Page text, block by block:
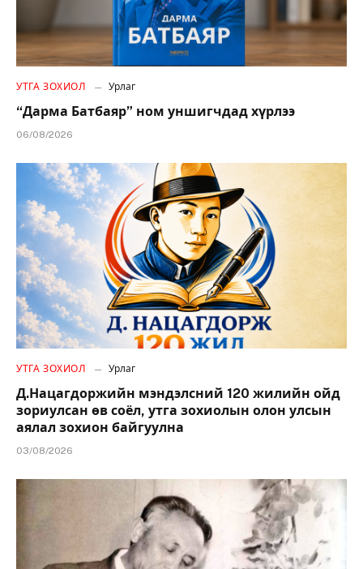
УТГА ЗОХИОЛ Урлаг
“Дарма Батбаяр” ном уншигчдад хүрлээ
06/08/2026
УТГА ЗОХИОЛ Урлаг
Д.Нацагдоржийн мэндэлсний 120 жилийн ойд
зориулсан өв соёл, утга зохиолын олон улсын
аялал зохион байгуулна
03/08/2026